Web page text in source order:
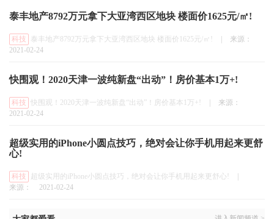
泰丰地产8792万元拿下大亚湾西区地块 楼面价1625元/㎡!
科技 泰丰地产8792万元拿下大亚湾西区地块 楼面价1625元/㎡!
来源：
2021-02-24
快围观！2020天津一波纯新盘“出动”！房价基本1万+!
科技 快围观！2020天津一波纯新盘“出动”！房价基本1万+!
来源：
2021-02-24
超级实用的iPhone小圆点技巧，绝对会让你手机用起来更舒
心!
科技 超级实用的iPhone小圆点技巧，绝对会让你手机用起来更舒心!
来源：
2021-02-24